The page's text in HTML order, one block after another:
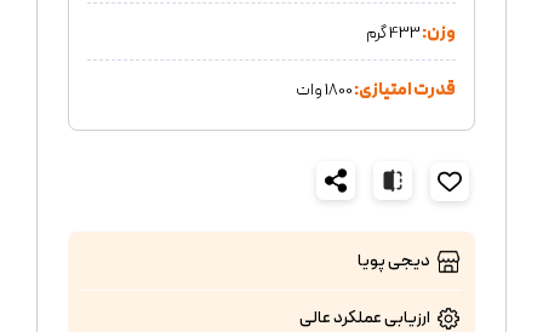
وزن:433 گرم
قدرت امتیازی:1800 وات
دیجی پویا
ارزیابی عملکردعالی